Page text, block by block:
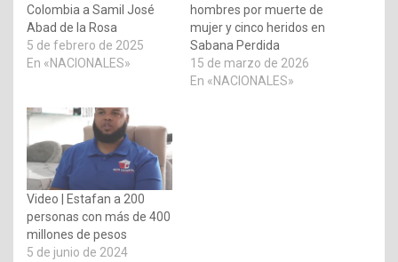
Colombia a Samil José
Abad de la Rosa
5 de febrero de 2025
En «NACIONALES»
hombres por muerte de
mujer y cinco heridos en
Sabana Perdida
15 de marzo de 2026
En «NACIONALES»
Video | Estafan a 200
personas con más de 400
millones de pesos
5 de junio de 2024